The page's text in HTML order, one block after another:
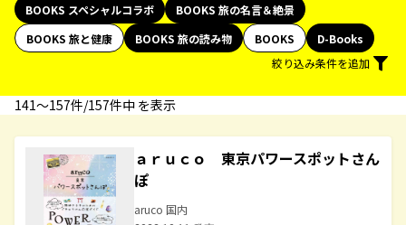
BOOKS スペシャルコラボ
BOOKS 旅の名言＆絶景
BOOKS 旅と健康
BOOKS 旅の読み物 BOOKS
D-Books
絞り込み条件を追加
141〜157件/157件中 を表示
ａｒｕｃｏ 東京パワースポットさん
ぽ
aruco 国内